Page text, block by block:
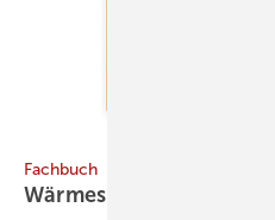
Fachbuch
Wärmespeicherung